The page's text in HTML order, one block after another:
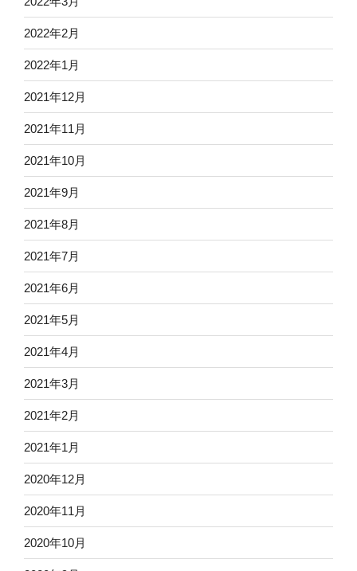
2022年2月
2022年1月
2021年12月
2021年11月
2021年10月
2021年9月
2021年8月
2021年7月
2021年6月
2021年5月
2021年4月
2021年3月
2021年2月
2021年1月
2020年12月
2020年11月
2020年10月